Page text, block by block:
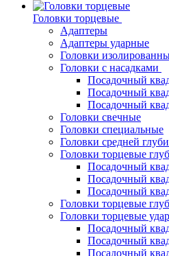
Головки торцевые
Адаптеры
Адаптеры ударные
Головки
Головки с насадками
Посадочный
Посадочный
Посадочный
Головки свечные
Головки специальные
Головки средней
Головки торцевые
Посадочный
Посадочный
Посадочный
Головки торцевые
Головки торцевые
Посадочный
Посадочный
Посадочный